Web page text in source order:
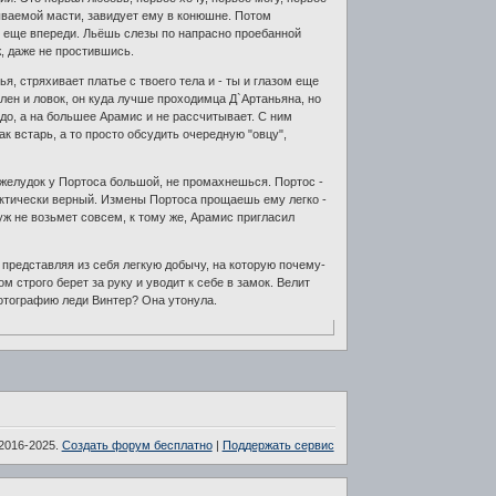
масти, завидует ему в конюшне. Потом
еще впереди. Льёшь слезы по напрасно проебанной
даже не простившись.
стряхивает платье с твоего тела и - ты и глазом еще
и ловок, он куда лучше проходимца Д`Артаньяна, но
а на большее Арамис и не рассчитывает. С ним
встарь, а то просто обсудить очередную "овцу",
у Портоса большой, не промахнешься. Портос -
верный. Измены Портоса прощаешь ему легко -
не возьмет совсем, к тому же, Арамис пригласил
из себя легкую добычу, на которую почему-
строго берет за руку и уводит к себе в замок. Велит
леди Винтер? Она утонула.
2025. Создать форум бесплатно| Поддержать сервис